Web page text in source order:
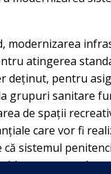
modernizarea
atingerea
deținut, pentru
grupuri sanitare
de spații
care vor fi
că sistemul